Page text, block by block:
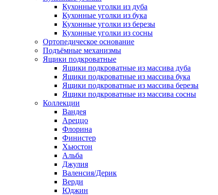
Кухонные уголки из дуба
Кухонные уголки из бука
Кухонные уголки из березы
Кухонные уголки из сосны
Ортопедическое основание
Подъёмные механизмы
Ящики подкроватные
Ящики подкроватные из массива дуба
Ящики подкроватные из массива бука
Ящики подкроватные из массива березы
Ящики подкроватные из массива сосны
Коллекции
Вандея
Ареццо
Флорина
Финистер
Хьюстон
Альба
Джулия
Валенсия/Дерик
Верди
Юджин